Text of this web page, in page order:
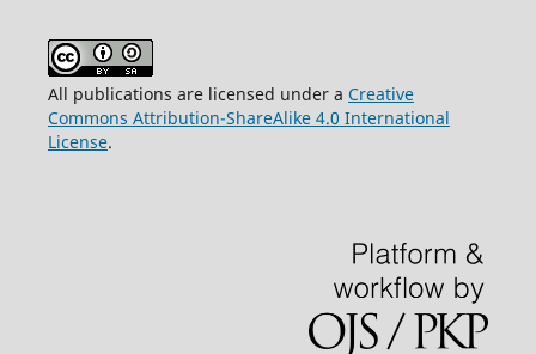
All publications are licensed under a Creative
Commons Attribution-ShareAlike 4.0 International
License.